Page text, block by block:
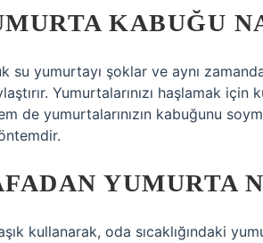
KABUĞU
su yumurtayı şoklar ve aynı
Yumurtalarınızı haşlamak
de yumurtalarınızın kabuğunu
YUMURTA
kullanarak, oda sıcaklığındaki